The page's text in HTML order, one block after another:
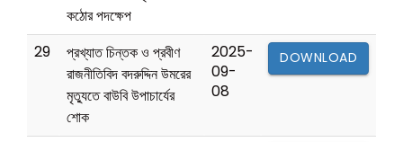
কঠোর পদক্ষেপ
29
প্রখ্যাত চিন্তক ও প্রবীণ
রাজনীতিবিদ বদরুদ্দিন উমরের
মৃত্যুতে বাউবি উপাচার্যের
শোক
2025-
09-
08
DOWNLOAD